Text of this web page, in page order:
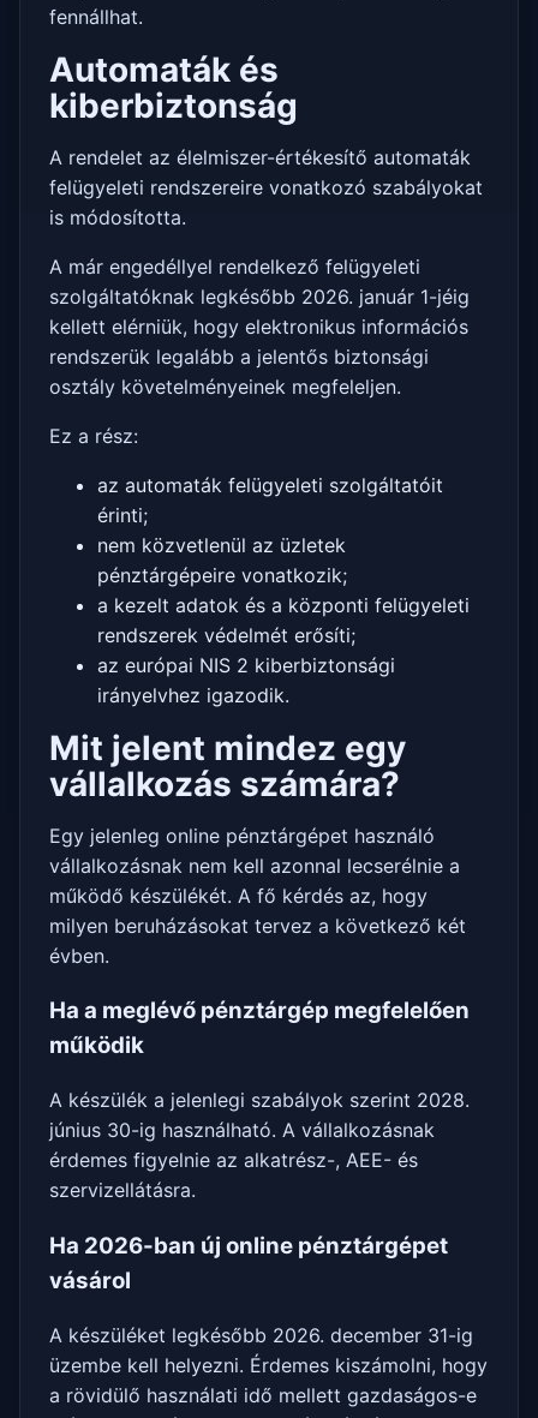
fennállhat.
Automaták és
kiberbiztonság
A rendelet az élelmiszer-értékesítő automaták
felügyeleti rendszereire vonatkozó szabályokat
is módosította.
A már engedéllyel rendelkező felügyeleti
szolgáltatóknak legkésőbb 2026. január 1-jéig
kellett elérniük, hogy elektronikus információs
rendszerük legalább a jelentős biztonsági
osztály követelményeinek megfeleljen.
Ez a rész:
az automaták felügyeleti szolgáltatóit
érinti;
nem közvetlenül az üzletek
pénztárgépeire vonatkozik;
a kezelt adatok és a központi felügyeleti
rendszerek védelmét erősíti;
az európai NIS 2 kiberbiztonsági
irányelvhez igazodik.
Mit jelent mindez egy
vállalkozás számára?
Egy jelenleg online pénztárgépet használó
vállalkozásnak nem kell azonnal lecserélnie a
működő készülékét. A fő kérdés az, hogy
milyen beruházásokat tervez a következő két
évben.
Ha a meglévő pénztárgép megfelelően
működik
A készülék a jelenlegi szabályok szerint 2028.
június 30-ig használható. A vállalkozásnak
érdemes figyelnie az alkatrész-, AEE- és
szervizellátásra.
Ha 2026-ban új online pénztárgépet
vásárol
A készüléket legkésőbb 2026. december 31-ig
üzembe kell helyezni. Érdemes kiszámolni, hogy
a rövidülő használati idő mellett gazdaságos-e